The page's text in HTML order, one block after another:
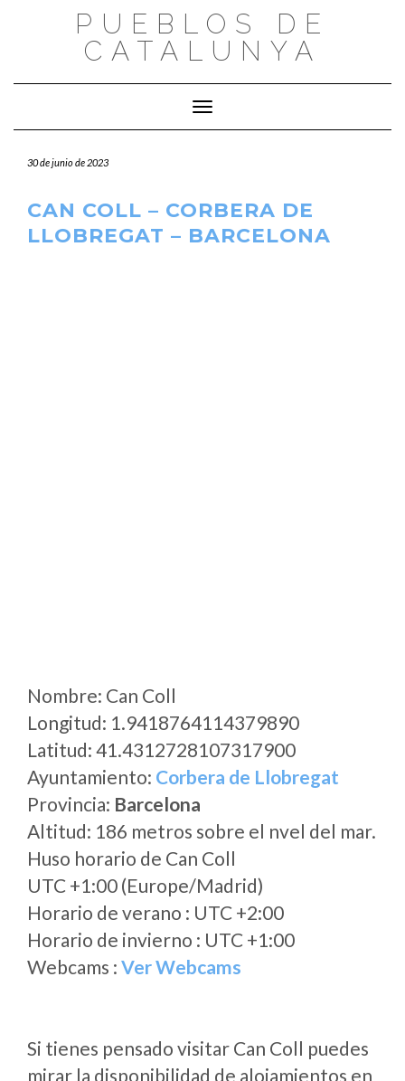
PUEBLOS DE
CATALUNYA
Cambiar modo de navegación
30 de junio de 2023
CAN COLL – CORBERA DE
LLOBREGAT – BARCELONA
Nombre: Can Coll
Longitud: 1.9418764114379890
Latitud: 41.4312728107317900
Ayuntamiento: Corbera de Llobregat
Provincia: Barcelona
Altitud: 186 metros sobre el nvel del mar.
Huso horario de Can Coll
UTC +1:00 (Europe/Madrid)
Horario de verano : UTC +2:00
Horario de invierno : UTC +1:00
Webcams : Ver Webcams
Si tienes pensado visitar Can Coll puedes
mirar la disponibilidad de alojamientos en